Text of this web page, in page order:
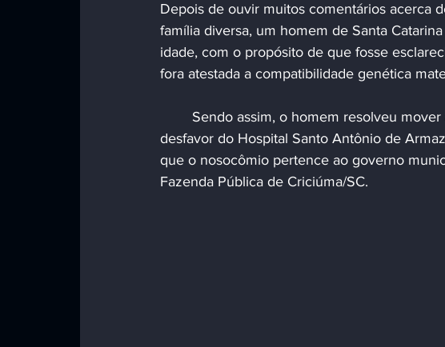
Depois de ouvir muitos comentários acerca
família diversa, um homem de Santa
idade, com o propósito de que fosse
fora atestada a compatibilidade genética
desfavor do Hospital Santo Antônio de
que o nosocômio pertence ao governo
Fazenda Pública de Criciúma/SC.